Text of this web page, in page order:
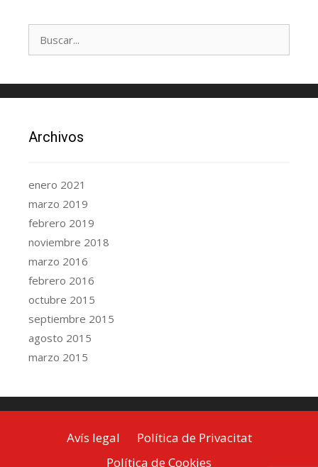
Archivos
enero 2021
marzo 2019
febrero 2019
noviembre 2018
marzo 2016
febrero 2016
octubre 2015
septiembre 2015
agosto 2015
marzo 2015
Avís legal
Política de Privacitat
Política de Cookies